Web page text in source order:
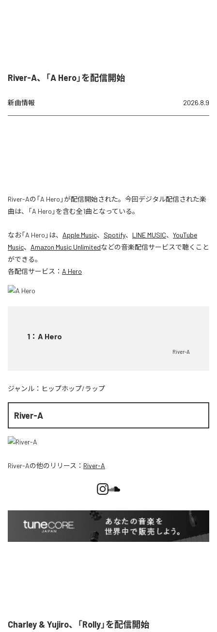
River-A、「A Hero」を配信開始
新曲情報 2026.8.9
River-Aの「A Hero」が配信開始された。今回デジタル配信された楽
曲は、「A Hero」を含む全1曲となっている。
なお「A Hero 」は、 Apple Music、 Spotify、 LINE MUSIC、 YouTube
Music、 Amazon Music Unlimitedなどの音楽配信サービスで聴くこと
ができる。
各配信サービス： A Hero
1 ： A Hero
River-A
ジャンル： ヒップホップ/ラップ
River-A
River-Aの他のリリース： River-A
Charley & Yujiro、「Rolly」を配信開始